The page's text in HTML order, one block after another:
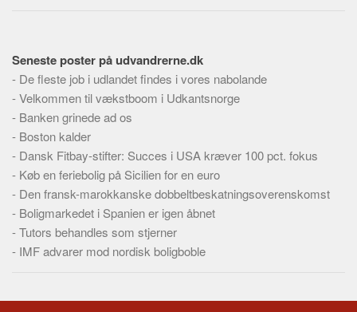
Webstedet
Forhistorien
Redigering
Tekstannoncer
Bannere
Hjælp
Seneste poster på udvandrerne.dk
- De fleste job i udlandet findes i vores nabolande
-Velkommen til vækstboom i Udkantsnorge
- Banken grinede ad os
- Boston kalder
- Dansk Fitbay-stifter: Succes i USA kræver 100 pct. fokus
- Køb en feriebolig på Sicilien for en euro
- Den fransk-marokkanske dobbeltbeskatningsoverenskomst
- Boligmarkedet i Spanien er igen åbnet
-Tutors behandles som stjerner
- IMF advarer mod nordisk boligboble